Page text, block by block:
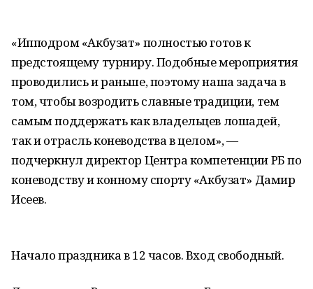
«Ипподром «Акбузат» полностью готов к
предстоящему турниру. Подобные мероприятия
проводились и раньше, поэтому наша задача в
том, чтобы возродить славные традиции, тем
самым поддержать как владельцев лошадей,
так и отрасль коневодства в целом», —
подчеркнул директор Центра компетенции РБ по
коневодству и конному спорту «Акбузат» Дамир
Исеев.
Начало праздника в 12 часов. Вход свободный.